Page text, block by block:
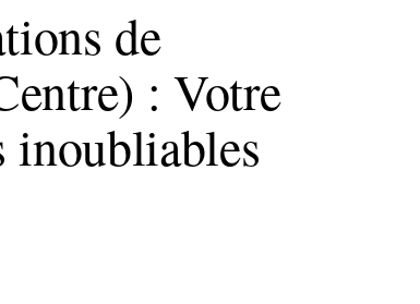
de
: Votre
inoubliables